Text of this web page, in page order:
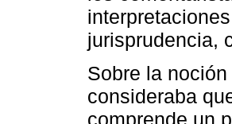
jurisprudencia,
Sobre la
consideraba
comprende un